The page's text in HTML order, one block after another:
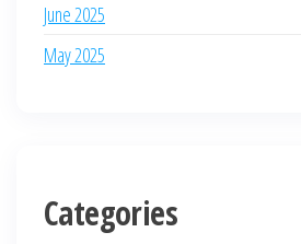
June 2025
May 2025
Categories